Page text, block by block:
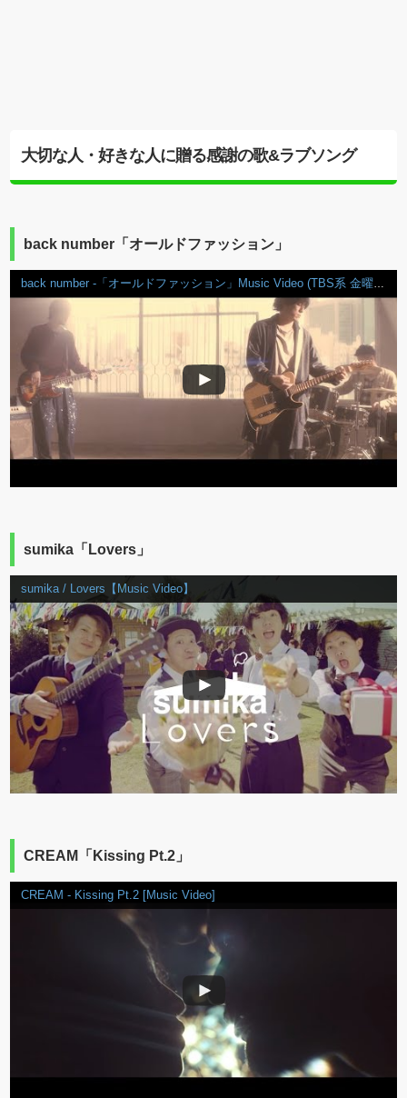
大切な人・好きな人に贈る感謝の歌&ラブソング
back number「オールドファッション」
back number -「オールドファッション」Music Video (TBS系 金曜ドラマ「大恋愛～僕を忘れる君と」主題歌)
sumika「Lovers」
sumika / Lovers【Music Video】
CREAM「Kissing Pt.2」
CREAM - Kissing Pt.2 [Music Video]